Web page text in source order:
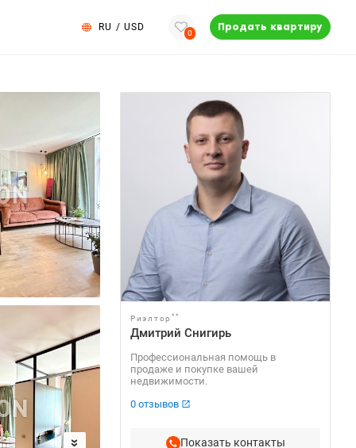
RU / USD
0
Продать квартиру
Риэлтор **
Дмитрий Снигирь
Профессиональная помощь в
продаже и покупке вашей
недвижимости.
0 отзывов
Показать контакты